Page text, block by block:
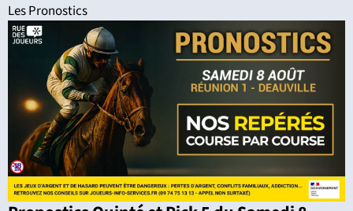
Les Pronostics